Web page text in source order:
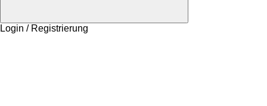
Login / Registrierung